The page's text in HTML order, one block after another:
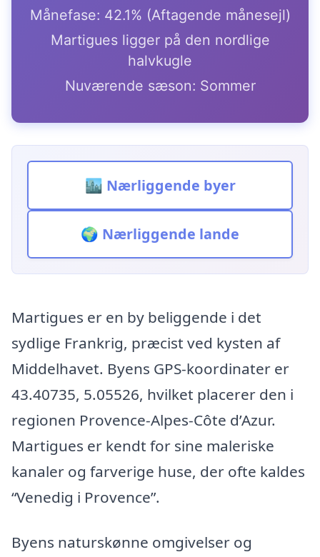
Månefase: 42.1% (Aftagende månesejl)
Martigues ligger på den nordlige
halvkugle
Nuværende sæson: Sommer
🏙️ Nærliggende byer
🌍 Nærliggende lande
Martigues er en by beliggende i det
sydlige Frankrig, præcist ved kysten af
Middelhavet. Byens GPS-koordinater er
43.40735, 5.05526, hvilket placerer den i
regionen Provence-Alpes-Côte d’Azur.
Martigues er kendt for sine maleriske
kanaler og farverige huse, der ofte kaldes
“Venedig i Provence”.
Byens naturskønne omgivelser og